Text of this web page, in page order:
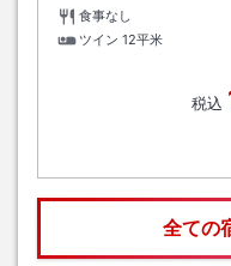
食事なし
ツイン 12平米
税込
全ての